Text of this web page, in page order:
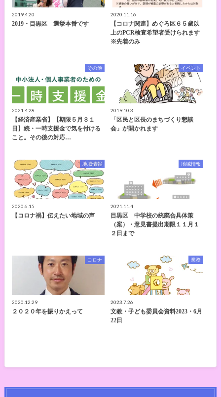
2019.4.20
2019・目黒区 選挙本番です
2020.11.16
【コロナ関連】めぐろ区６５歳以
上のPCR検査希望者受けられます
※先着のみ
その他
2021.4.28
【経済産業省】【期限５月３１
日】続・一時支援金で気を付ける
こと。その後の対応…
イベント
2019.10.3
「区民と区長のまちづくり懇談
会」が開かれます
地域情報
2020.6.15
【コロナ禍】伝えたい地域の声
地域情報
2021.11.4
目黒区 中学校の統廃合具体策
（案）・意見書提出期限１１月１
２日まで
コロナ
2020.12.29
２０２０年を振りかえって
業務
2023.7.26
文教・子ども委員会資料2023・6月
22日